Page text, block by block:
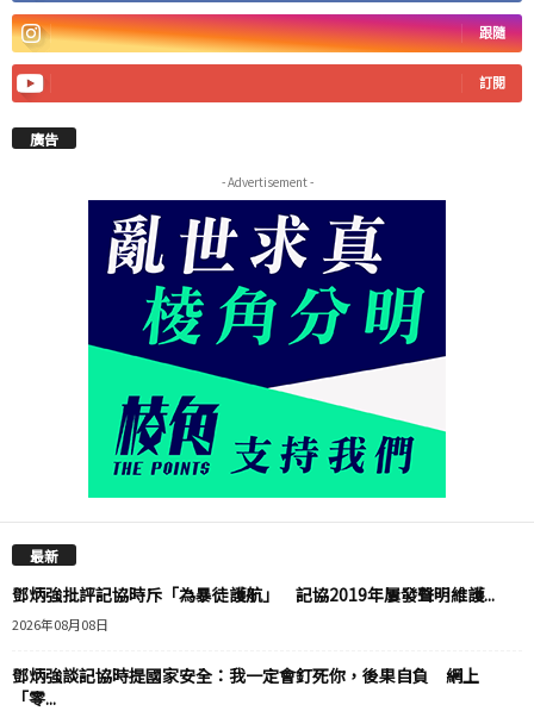
跟隨
訂閱
廣告
- Advertisement -
最新
鄧炳強批評記協時斥「為暴徒護航」 記協2019年屢發聲明維護...
2026年08月08日
鄧炳強談記協時提國家安全：我一定會釘死你，後果自負 網上
「零...